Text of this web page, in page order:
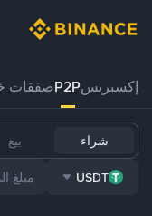
إكسبريسP2Pصفقات
شراء بيع
USDT